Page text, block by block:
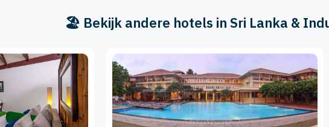
🏖️ Bekijk andere hotels in Sri Lanka &